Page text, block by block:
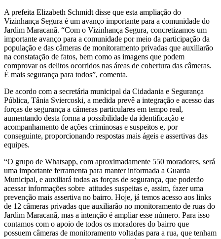
A prefeita Elizabeth Schmidt disse que esta ampliação do
Vizinhança Segura é um avanço importante para a comunidade do
Jardim Maracanã. “Com o Vizinhança Segura, concretizamos um
importante avanço para a comunidade por meio da participação da
população e das câmeras de monitoramento privadas que auxiliarão
na constatação de fatos, bem como as imagens que podem
comprovar os delitos ocorridos nas áreas de cobertura das câmeras.
É mais segurança para todos”, comenta.
De acordo com a secretária municipal da Cidadania e Segurança
Pública, Tânia Sviercoski, a medida prevê a integração e acesso das
forças de segurança a câmeras particulares em tempo real,
aumentando desta forma a possibilidade da identificação e
acompanhamento de ações criminosas e suspeitos e, por
conseguinte, proporcionando respostas mais ágeis e assertivas das
equipes.
“O grupo de Whatsapp, com aproximadamente 550 moradores, será
uma importante ferramenta para manter informada a Guarda
Municipal, e auxiliará todas as forças de segurança, que poderão
acessar informações sobre atitudes suspeitas e, assim, fazer uma
prevenção mais assertiva no bairro. Hoje, já temos acesso aos links
de 12 câmeras privadas que auxiliarão no monitoramento de ruas do
Jardim Maracanã, mas a intenção é ampliar esse número. Para isso
contamos com o apoio de todos os moradores do bairro que
possuem câmeras de monitoramento voltadas para a rua, que tenham